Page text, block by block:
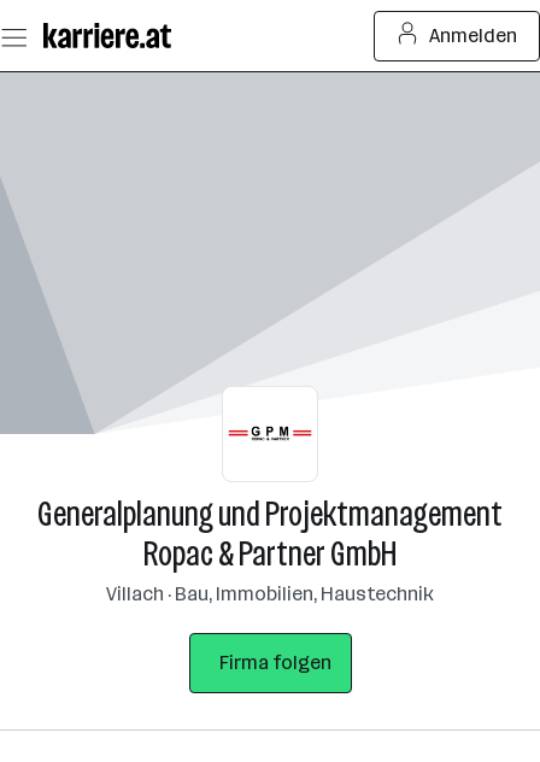
Seiteninhalt
springen
Anmelden
Generalplanung und Projektmanagement
Ropac & Partner GmbH
Villach · Bau, Immobilien, Haustechnik
Firma folgen